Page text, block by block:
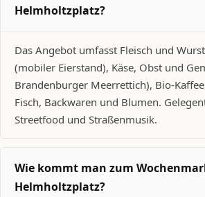
Helmholtzplatz?
Das Angebot umfasst Fleisch und
(mobiler Eierstand), Käse, Obst und
Brandenburger Meerrettich), Bio-
Fisch, Backwaren und Blumen.
Streetfood und Straßenmusik.
Wie kommt man zum
Helmholtzplatz?